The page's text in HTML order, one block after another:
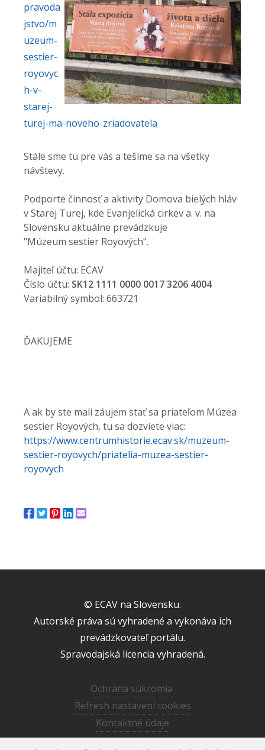
pravoda
jstvo/m
uzeum-
sestier-
royovyc
h-v-
starej-
turej-ma-noveho-zriadovatela
Stále sme tu pre vás a tešíme sa na všetky
návštevy.
Podporte činnosť a aktivity Domova bielých hláv
v Starej Turej, kde Evanjelická cirkev a. v. na
Slovensku aktuálne prevádzkuje
"Múzeum sestier Royových".
Majiteľ účtu: ECAV
Číslo účtu: SK12 1111 0000 0017 3206 4004
Variabilný symbol: 663721
ĎAKUJEME
A ak by ste mali záujem stať sa priateľom Múzea
sestier Royových, tu sa dozviete viac:
https://www.centrumhistorie.ecav.sk/muzeum-
sestier-royovych/priatelia-muzea-sestier-
royovych
© ECAV na Slovensku.
Autorské práva sú vyhradené a vykonáva ich
prevádzkovateľ portálu.
Spravodajská licencia vyhradená.
Ochrana súkromia
Refresh nastavení cookies
Kontaktné údaje